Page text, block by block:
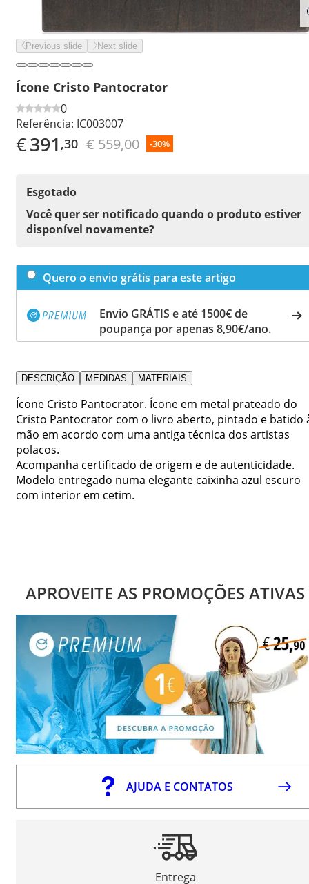
Previous slide Next slide
Ícone Cristo Pantocrator
0
Referência: IC003007
€391 ,30 € 559,00 -30%
Esgotado
Você quer ser notificado quando o produto estiver
disponível novamente?
Quero o envio grátis para este artigo
Envio GRÁTIS e até 1500€ de
poupança por apenas 8,90€/ano.
DESCRIÇÃO MEDIDAS MATERIAIS
Ícone Cristo Pantocrator. Ícone em metal prateado do
Cristo Pantocrator com o livro aberto, pintado e batido
mão em acordo com uma antiga técnica dos artistas
polacos.
Acompanha certificado de origem e de autenticidade.
Modelo entregado numa elegante caixinha azul escuro
com interior em cetim.
APROVEITE AS PROMOÇÕES ATIVAS
AJUDA E CONTATOS
Entrega